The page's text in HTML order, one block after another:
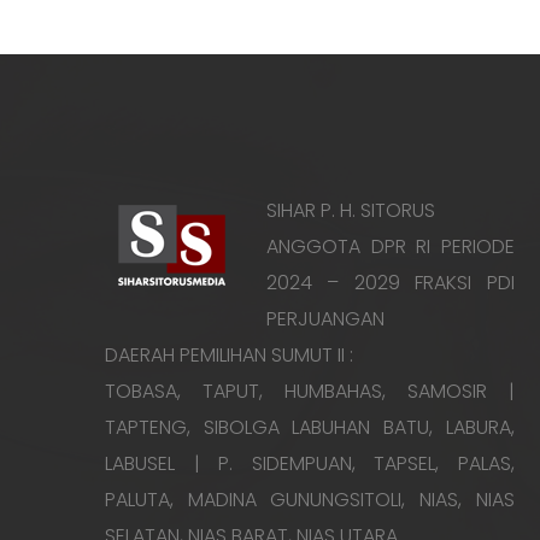
SIHAR P. H. SITORUS
ANGGOTA DPR RI PERIODE
2024 – 2029 FRAKSI PDI
PERJUANGAN
DAERAH PEMILIHAN SUMUT II :
TOBASA, TAPUT, HUMBAHAS, SAMOSIR |
TAPTENG, SIBOLGA LABUHAN BATU, LABURA,
LABUSEL | P. SIDEMPUAN, TAPSEL, PALAS,
PALUTA, MADINA GUNUNGSITOLI, NIAS, NIAS